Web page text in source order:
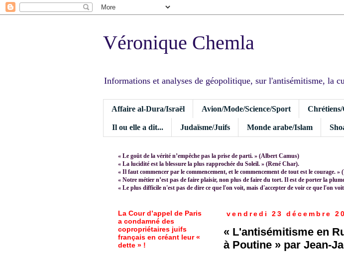
Véronique Chemla
Informations et analyses de géopolitique, sur l'antisémitisme, la
Affaire al-Dura/Israël Avion/Mode/Science/Sport
Il ou elle a dit... Judaïsme/Juifs Monde arabe/Islam
« Le goût de la vérité n’empêche pas la prise de parti. » (Albert Camus)
« La lucidité est la blessure la plus rapprochée du Soleil. » (René Char).
« Il faut commencer par le commencement, et le commencement de tout est le courage.
« Notre métier n’est pas de faire plaisir, non plus de faire du tort. Il est de porter la
« Le plus difficile n'est pas de dire ce que l'on voit, mais d'accepter de voir ce que l'on
vendredi 23 décembre
« L'antisémitisme en
à Poutine » par Jean-
La Cour d’appel de Paris
a condamné des
copropriétaires juifs
français en créant leur «
dette » !